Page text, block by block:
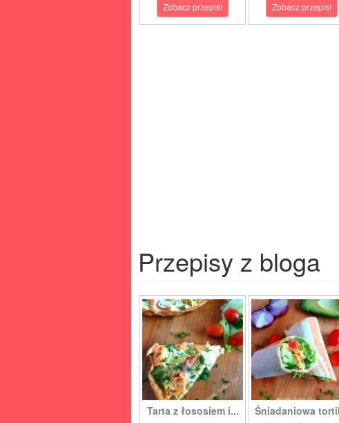
Zobacz przepis! Zobacz przepis!
Przepisy z bloga
Tarta z łososiem i...
Śniadaniowa